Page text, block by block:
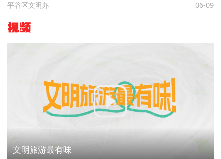
平谷区文明办 06-09
视频
文明旅游最有味